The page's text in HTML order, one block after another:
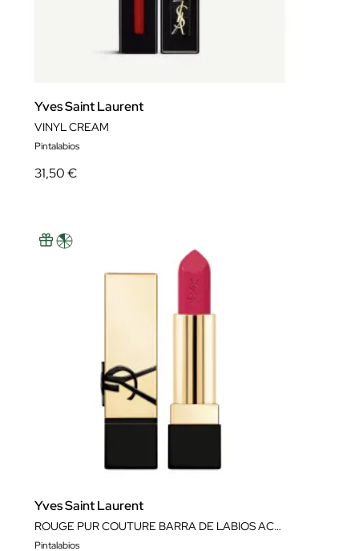
Yves Saint Laurent
VINYL CREAM
Pintalabios
31,50 €
Yves Saint Laurent
ROUGE PUR COUTURE BARRA DE LABIOS ACABADO SATINADO
Pintalabios